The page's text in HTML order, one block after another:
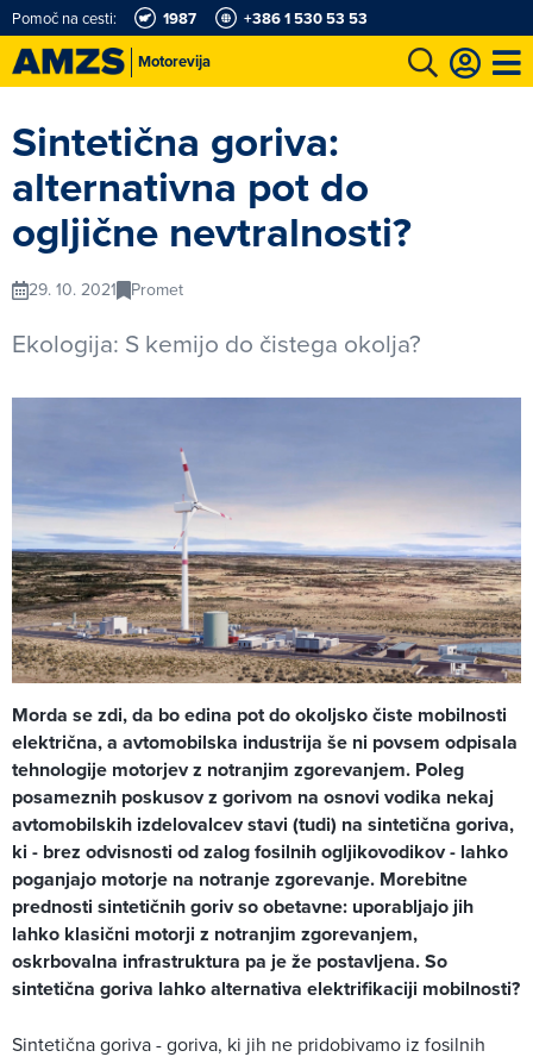
Motorevija
Pomoč na cesti: 1987 +386 1 530 53 53
Sintetična goriva:
alternativna pot do
ogljične nevtralnosti?
29. 10. 2021 Promet
Ekologija: S kemijo do čistega okolja?
Morda se zdi, da bo edina pot do okoljsko čiste mobilnosti
električna, a avtomobilska industrija še ni povsem odpisala
tehnologije motorjev z notranjim zgorevanjem. Poleg
posameznih poskusov z gorivom na osnovi vodika nekaj
avtomobilskih izdelovalcev stavi (tudi) na sintetična goriva,
ki - brez odvisnosti od zalog fosilnih ogljikovodikov - lahko
poganjajo motorje na notranje zgorevanje. Morebitne
prednosti sintetičnih goriv so obetavne: uporabljajo jih
lahko klasični motorji z notranjim zgorevanjem,
oskrbovalna infrastruktura pa je že postavljena. So
sintetična goriva lahko alternativa elektrifikaciji mobilnosti?
Sintetična goriva - goriva, ki jih ne pridobivamo iz fosilnih